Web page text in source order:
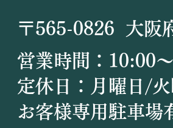
〒565-0826 大阪
営業時間：10:00
定休日：月曜日/火
お客様専用駐車場